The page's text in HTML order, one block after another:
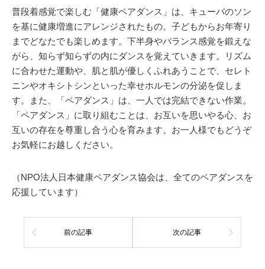
普段着感覚で楽しむ「健康ペアダンス」は、キューバのソン
を基に健康増進にアレンジされたもの。子どもからお年寄り
までどなたでも楽しめます。下半身やバランス感覚を鍛えな
がら、知らず知らずの内にダンスを覚えていきます。リズム
に合わせた運動や、肌と肌が優しくふれあうことで、セレト
ニンやオキシトシンといった幸せホルモンの分泌を促しま
す。また、「ペアダンス」は、一人では完結できない作業。
「ペアダンス」に取り組むことは、お互いを思いやる心、お
互いの存在を尊重し合う心を育みます。お一人様でもどうぞ
お気軽にお越しください。
（NPO法人日本健康ペアダンス協会は、全てのペアダンスを
応援しています）
前の記事 次の記事